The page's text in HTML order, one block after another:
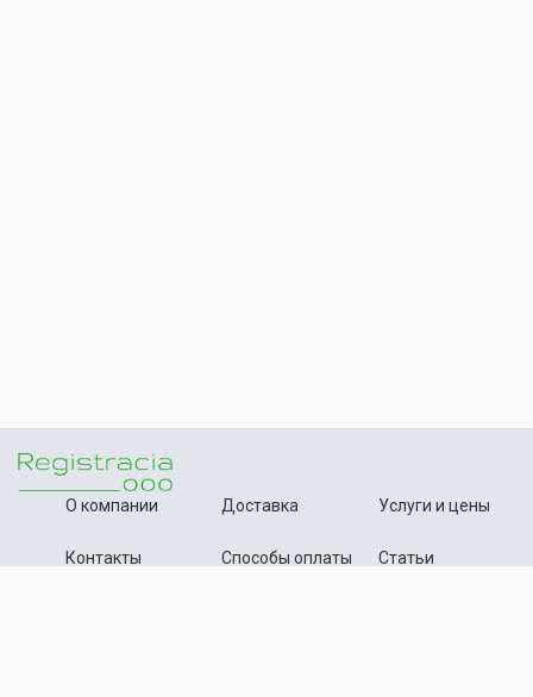
О компании
Контакты
Доставка
Способы оплаты
Услуги и цены
Статьи